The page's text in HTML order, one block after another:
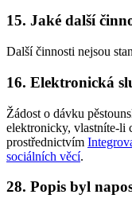
15. Jaké další
Další činnosti nejsou
16. Elektronická
Žádost o dávku
elektronicky, vlastníte-li
prostřednictvím
sociálních věcí.
28. Popis byl